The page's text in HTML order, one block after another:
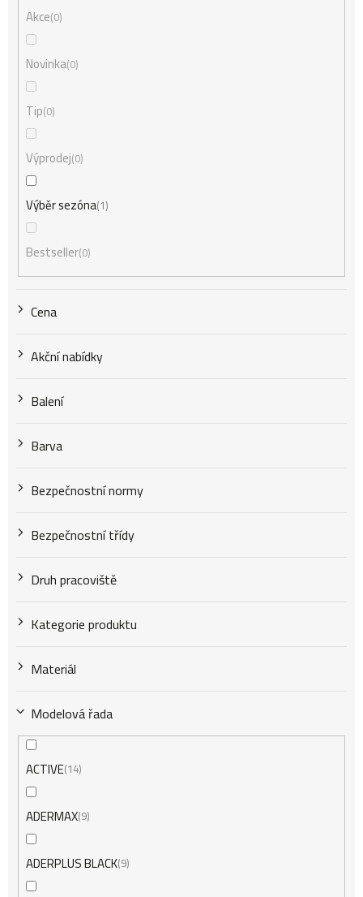
d
u
k
ů
Akce 0
Novinka 0
Tip 0
Výprodej 0
Výběr sezóna 1
Bestseller 0
Cena
Akční nabídky
Balení
Barva
Bezpečnostní normy
Bezpečnostní třídy
Druh pracoviště
Kategorie produktu
Materiál
Modelová řada
ACTIVE 14
ADERMAX 9
ADERPLUS BLACK 9